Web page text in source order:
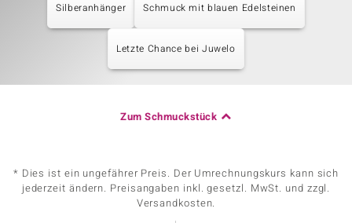
Silberanhänger Schmuck mit blauen Edelsteinen
Letzte Chance bei Juwelo
Zum Schmuckstück
* Dies ist ein ungefährer Preis. Der Umrechnungskurs kann sich
jederzeit ändern. Preisangaben inkl. gesetzl. MwSt. und zzgl.
Versandkosten.